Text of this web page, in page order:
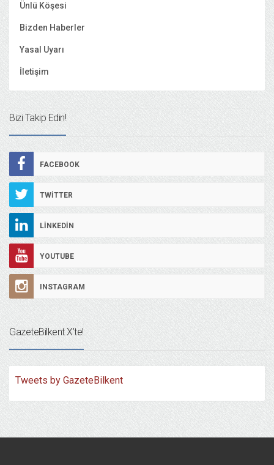
Ünlü Köşesi
Bizden Haberler
Yasal Uyarı
İletişim
Bizi Takip Edin!
FACEBOOK
TWITTER
LINKEDIN
YOUTUBE
INSTAGRAM
GazeteBilkent X’te!
Tweets by GazeteBilkent